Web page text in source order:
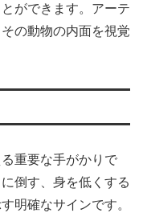
ができます。アーテ
の動物の内面を視覚
重要な手がかりで
倒す、身を低くする
明確なサインです。